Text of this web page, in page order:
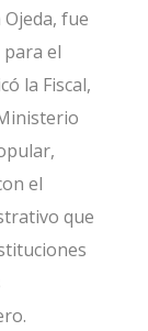
Ojeda, fue
el
la Fiscal,
el
que